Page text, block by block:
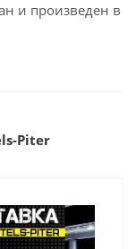
и произведен в
Piter